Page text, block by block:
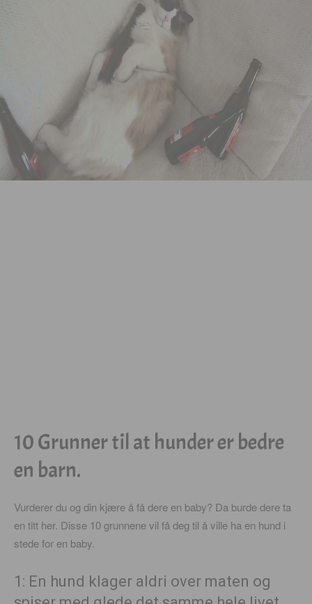
10 Grunner til at hunder er bedre
en barn.
Vurderer du og din kjære å få dere en baby? Da burde dere ta
en titt her. Disse 10 grunnene vil få deg til å ville ha en hund i
stede for en baby.
1: En hund klager aldri over maten og